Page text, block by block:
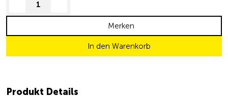
decrease quantity
In den Warenkorb
Merken
Produkt Details